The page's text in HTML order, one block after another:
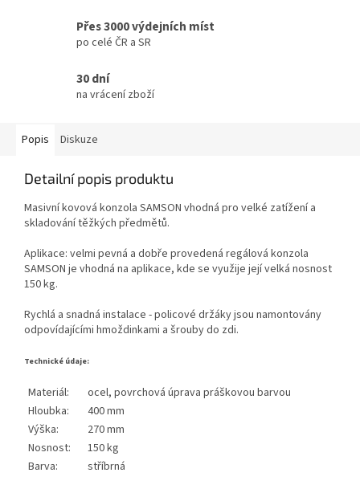
Přes 3000 výdejních míst
po celé ČR a SR
30 dní
na vrácení zboží
Popis Diskuze
Detailní popis produktu
Masivní kovová konzola SAMSON vhodná pro velké zatížení a
skladování těžkých předmětů.
Aplikace: velmi pevná a dobře provedená regálová konzola
SAMSON je vhodná na aplikace, kde se využije její velká nosnost
150 kg.
Rychlá a snadná instalace - policové držáky jsou namontovány
odpovídajícími hmoždinkami a šrouby do zdi.
Technické údaje:
Materiál:
ocel, povrchová úprava práškovou barvou
Hloubka:
400 mm
Výška:
270 mm
Nosnost:
150 kg
Barva:
stříbrná